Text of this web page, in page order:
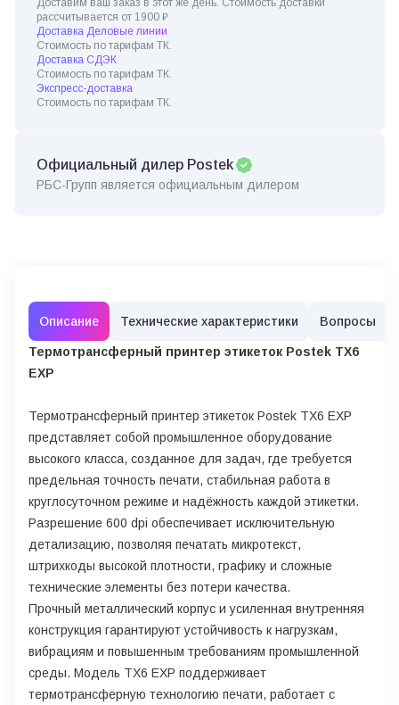
Доставим ваш заказ в этот же день. Стоимость доставки
рассчитывается от 1900 ₽
Доставка Деловые линии
Стоимость по тарифам ТК.
Доставка СДЭК
Стоимость по тарифам ТК.
Экспресс-доставка
Стоимость по тарифам ТК.
Официальный дилер Postek
РБС-Групп является официальным дилером
Описание Технические характеристики Вопросы
Термотрансферный принтер этикеток Postek TX6
EXP
Термотрансферный принтер этикеток Postek TX6 EXP
представляет собой промышленное оборудование
высокого класса, созданное для задач, где требуется
предельная точность печати, стабильная работа в
круглосуточном режиме и надёжность каждой этикетки.
Разрешение 600 dpi обеспечивает исключительную
детализацию, позволяя печатать микротекст,
штрихкоды высокой плотности, графику и сложные
технические элементы без потери качества.
Прочный металлический корпус и усиленная внутренняя
конструкция гарантируют устойчивость к нагрузкам,
вибрациям и повышенным требованиям промышленной
среды. Модель TX6 EXP поддерживает
термотрансферную технологию печати, работает с